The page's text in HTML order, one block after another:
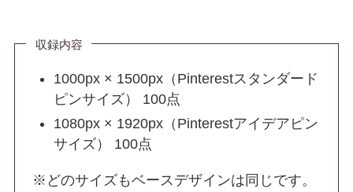
収録内容
1000px × 1500px（Pinterestスタンダード
ピンサイズ） 100点
1080px × 1920px（Pinterestアイデアピン
サイズ） 100点
※どのサイズもベースデザインは同じです。